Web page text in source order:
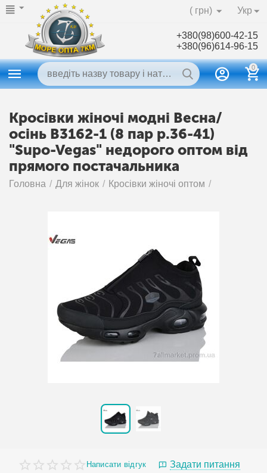
Укр
( грн)
+380(98)600-42-15
+380(96)614-96-15
0
Кросівки жіночі модні Весна/
осінь B3162-1 (8 пар р.36-41)
"Supo-Vegas" недорого оптом від
прямого постачальника
Головна / Для жінок / Кросівки жіночі оптом /
Написати відгук
Задати питання